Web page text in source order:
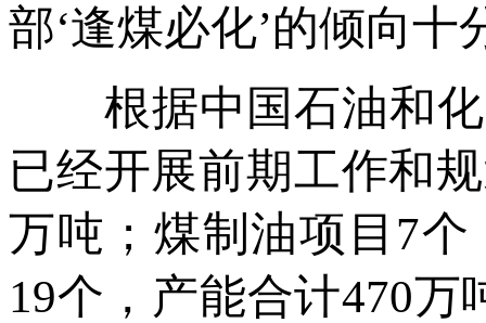
部‘逢煤必化’的倾向
根据中国石油和化
已经开展前期工作和
万吨；煤制油项目7
19个，产能合计470